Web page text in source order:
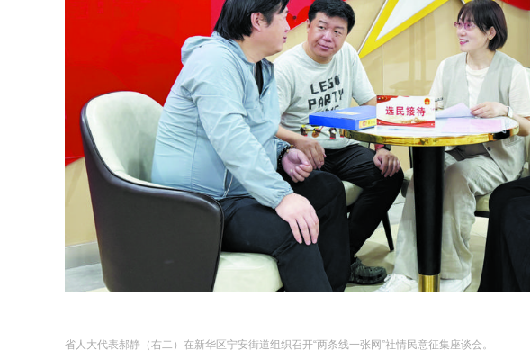
省人大代表郝静（右二）在新华区宁安街道组织召开“两条线一张网”社情民意征集座谈会。